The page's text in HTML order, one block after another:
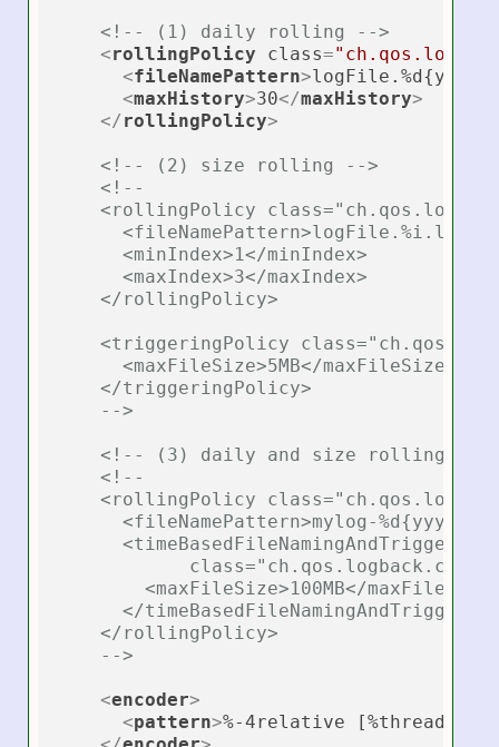
<!-- (1) daily rolling -->
<rollingPolicy class=
<fileNamePattern>logFile.%d{yyyy-
<maxHistory>30</maxHistory>
</rollingPolicy>
<!-- (2) size rolling -->
<!--
<rollingPolicy
<fileNamePattern>logFile.%i.log</
      <minIndex>1</minIndex>
      <maxIndex>3</maxIndex>
    </rollingPolicy>
<triggeringPolicy
      <maxFileSize>5MB</maxFileSize>
    </triggeringPolicy>
    -->
<!-- (3) daily and size rolling -->
<!--
<rollingPolicy
<fileNamePattern>mylog-%d{yyyy-
<maxFileSize>100MB</
</
    </rollingPolicy>
    -->
<encoder>
<pattern>%-4relative [%thread] %-